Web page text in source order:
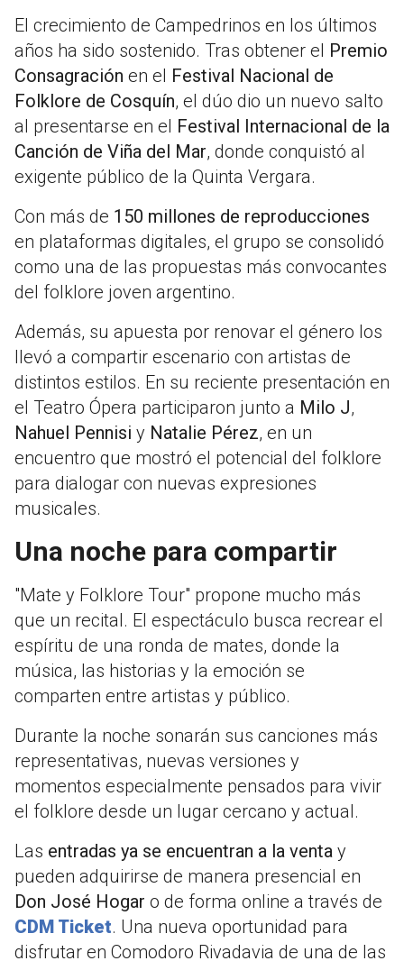
El crecimiento de Campedrinos en los últimos
años ha sido sostenido. Tras obtener el Premio
Consagración en el Festival Nacional de
Folklore de Cosquín, el dúo dio un nuevo salto
al presentarse en el Festival Internacional de la
Canción de Viña del Mar, donde conquistó al
exigente público de la Quinta Vergara.
Con más de 150 millones de reproducciones
en plataformas digitales, el grupo se consolidó
como una de las propuestas más convocantes
del folklore joven argentino.
Además, su apuesta por renovar el género los
llevó a compartir escenario con artistas de
distintos estilos. En su reciente presentación en
el Teatro Ópera participaron junto a Milo J,
Nahuel Pennisi y Natalie Pérez, en un
encuentro que mostró el potencial del folklore
para dialogar con nuevas expresiones
musicales.
Una noche para compartir
"Mate y Folklore Tour" propone mucho más
que un recital. El espectáculo busca recrear el
espíritu de una ronda de mates, donde la
música, las historias y la emoción se
comparten entre artistas y público.
Durante la noche sonarán sus canciones más
representativas, nuevas versiones y
momentos especialmente pensados para vivir
el folklore desde un lugar cercano y actual.
Las entradas ya se encuentran a la venta y
pueden adquirirse de manera presencial en
Don José Hogar o de forma online a través de
CDM Ticket. Una nueva oportunidad para
disfrutar en Comodoro Rivadavia de una de las